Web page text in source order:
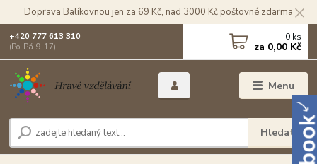
Doprava Balíkovnou jen za 69 Kč, nad 3000 Kč poštovné zdarma
Menu
Hledat
+420 777 613 310
(Po-Pá 9-17)
0 ks
za 0,00 Kč